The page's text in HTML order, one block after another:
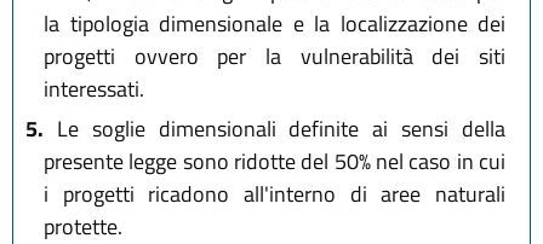
la tipologia dimensionale e la localizzazione dei
progetti ovvero per la vulnerabilità dei siti
interessati.
5. Le soglie dimensionali definite ai sensi della
presente legge sono ridotte del 50% nel caso in cui
i progetti ricadono all'interno di aree naturali
protette.